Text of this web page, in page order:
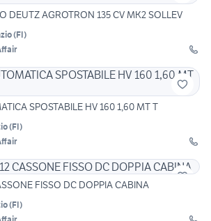
DEUTZ AGROTRON 135 CV MK2 SOLLEV
(FI)
SPOSTABILE HV 160 1,60 MT T
(FI)
FISSO DC DOPPIA CABINA
(FI)